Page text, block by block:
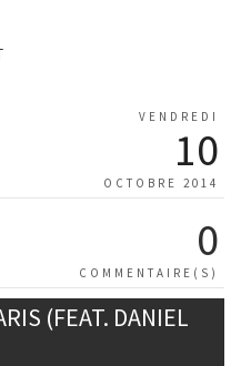
VENDREDI
10
OCTOBRE 2014
0
COMMENTAIRE(S)
(FEAT. DANIEL